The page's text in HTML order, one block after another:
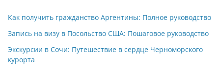
p ss
ni
ki
и
т
ь
Как получить гражданство Аргентины: Полное руководство
Запись на визу в Посольство США: Пошаговое руководство
Экскурсии в Сочи: Путешествие в сердце Черноморского
курорта